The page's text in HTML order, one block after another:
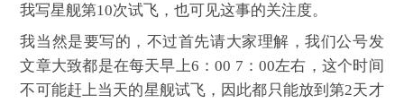
我写星舰第10次试飞，也可见这事的关注度。
我当然是要写的，不过首先请大家理解，我们公号发
文章大致都是在每天早上6：00 7：00左右，这个时间
不可能赶上当天的星舰试飞，因此都只能放到第2天才